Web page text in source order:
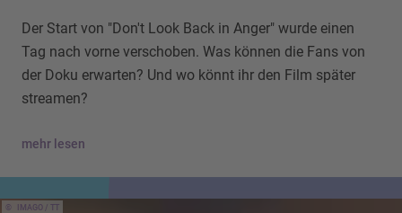
Der Start von "Don't Look Back in Anger" wurde einen
Tag nach vorne verschoben. Was können die Fans von
der Doku erwarten? Und wo könnt ihr den Film später
streamen?
mehr lesen
IMAGO / TT